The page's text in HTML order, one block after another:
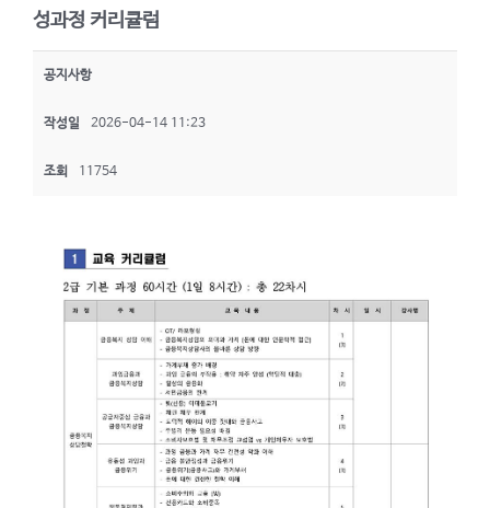
성과정 커리큘럼
공지사항
작성일 2026-04-14 11:23
조회 11754